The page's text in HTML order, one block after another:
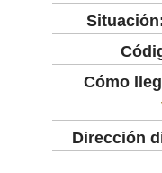
Cómo
Dirección